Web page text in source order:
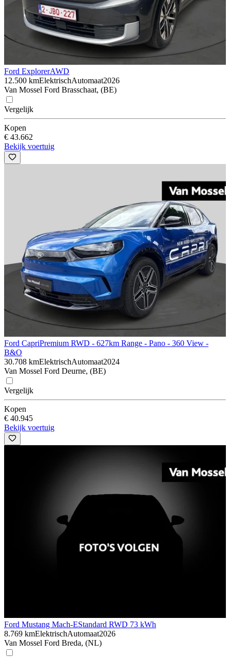
Ford ExplorerAWD
12.500 kmElektrischAutomaat2026
Van Mossel Ford Brasschaat, (BE)
Vergelijk
Kopen
€ 43.662
Bekijk voertuig
Ford CapriPremium RWD - 627km Range - Pano - 360 View -
B&O
30.708 kmElektrischAutomaat2024
Van Mossel Ford Deurne, (BE)
Vergelijk
Kopen
€ 40.945
Bekijk voertuig
Ford Mustang Mach-EStandard RWD 73 kWh
8.769 kmElektrischAutomaat2026
Van Mossel Ford Breda, (NL)